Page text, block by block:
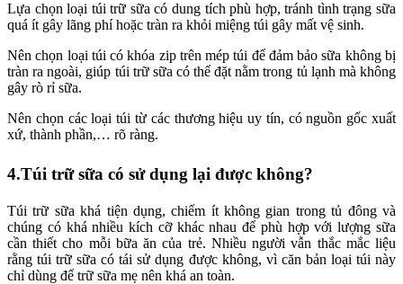
Lựa chọn loại túi trữ sữa có dung tích phù hợp, tránh tình trạng sữa
quá ít gây lãng phí hoặc tràn ra khỏi miệng túi gây mất vệ sinh.
Nên chọn loại túi có khóa zip trên mép túi để đảm bảo sữa không bị
tràn ra ngoài, giúp túi trữ sữa có thể đặt nằm trong tủ lạnh mà không
gây rò rỉ sữa.
Nên chọn các loại túi từ các thương hiệu uy tín, có nguồn gốc xuất
xứ, thành phần,… rõ ràng.
4.Túi trữ sữa có sử dụng lại được không?
Túi trữ sữa khá tiện dụng, chiếm ít không gian trong tủ đông và
chúng có khá nhiều kích cỡ khác nhau để phù hợp với lượng sữa
cần thiết cho mỗi bữa ăn của trẻ. Nhiều người vẫn thắc mắc liệu
rằng túi trữ sữa có tái sử dụng được không, vì căn bản loại túi này
chỉ dùng để trữ sữa mẹ nên khá an toàn.